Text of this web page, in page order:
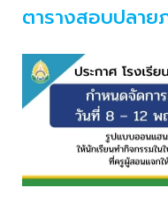
ตารางสอบปลาย